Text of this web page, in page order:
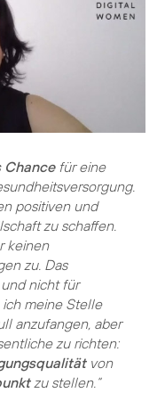
Chancefür eine
positiven und
zu schaffen.
keinen
zu. Das
nicht für
meine Stelle
anzufangen, aber
zu richten:
von
zu stellen.“